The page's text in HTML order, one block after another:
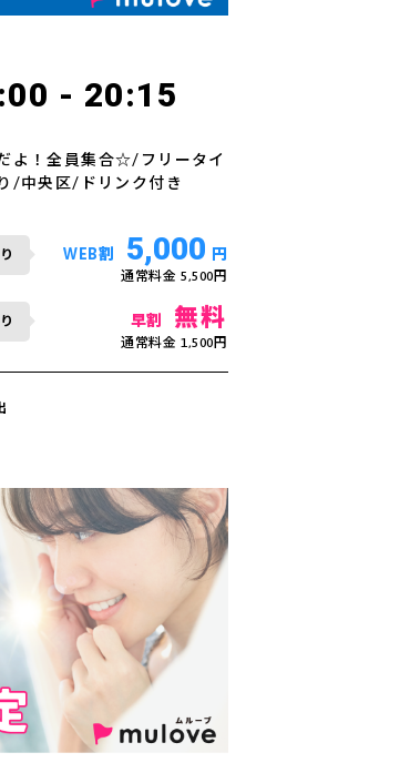
- 20:15
よ！全員集合☆/フリータイ
/中央区/ドリンク付き
WEB割 5,000 円
通常料金 5,500円
早割 無料
通常料金 1,500円